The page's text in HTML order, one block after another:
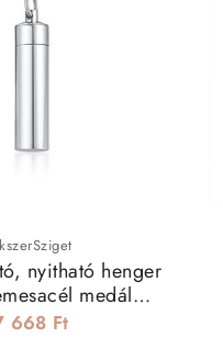
nyitható henger
medál
- 41 mm
668 Ft